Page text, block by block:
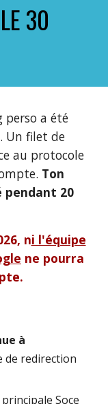
30
perso a été
Un filet de
au protocole
Ton
20
ni l'équipe
ne pourra
à
de redirection
Soce